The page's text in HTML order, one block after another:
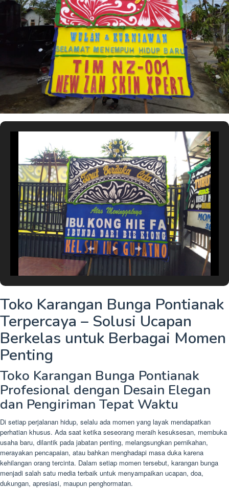
Toko Karangan Bunga Pontianak
Terpercaya – Solusi Ucapan
Berkelas untuk Berbagai Momen
Penting
Toko Karangan Bunga Pontianak
Profesional dengan Desain Elegan
dan Pengiriman Tepat Waktu
Di setiap perjalanan hidup, selalu ada momen yang layak mendapatkan
perhatian khusus. Ada saat ketika seseorang meraih kesuksesan, membuka
usaha baru, dilantik pada jabatan penting, melangsungkan pernikahan,
merayakan pencapaian, atau bahkan menghadapi masa duka karena
kehilangan orang tercinta. Dalam setiap momen tersebut, karangan bunga
menjadi salah satu media terbaik untuk menyampaikan ucapan, doa,
dukungan, apresiasi, maupun penghormatan.